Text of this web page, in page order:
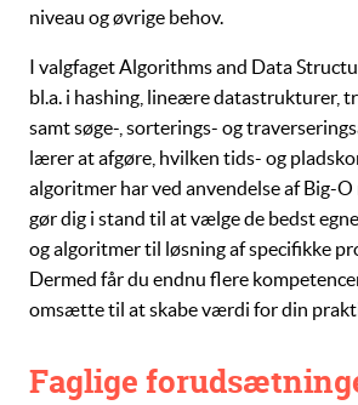
niveau og øvrige behov.
I valgfagetAlgorithms and Data
bl.a. i hashing lineære datastrukturer,
samtsøge-, sorterings- og
lærer at afgøre, hvilken tids- og
algoritmer har ved anvendelse afBig-
gør dig i stand til at vælge de bedst
ogalgoritmertil løsning af specifikke
Dermed får du endnu flere
omsætte til at skabe værdi for din
Faglige